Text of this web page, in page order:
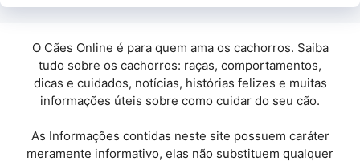
O Cães Online é para quem ama os cachorros. Saiba
tudo sobre os cachorros: raças, comportamentos,
dicas e cuidados, notícias, histórias felizes e muitas
informações úteis sobre como cuidar do seu cão.
As Informações contidas neste site possuem caráter
meramente informativo, elas não substituem qualquer